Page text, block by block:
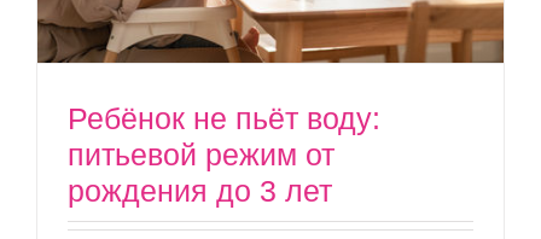
Ребёнок не пьёт воду:
питьевой режим от
рождения до 3 лет